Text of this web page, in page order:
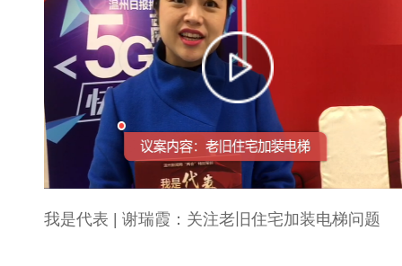
我是代表 | 谢瑞霞：关注老旧住宅加装电梯问题